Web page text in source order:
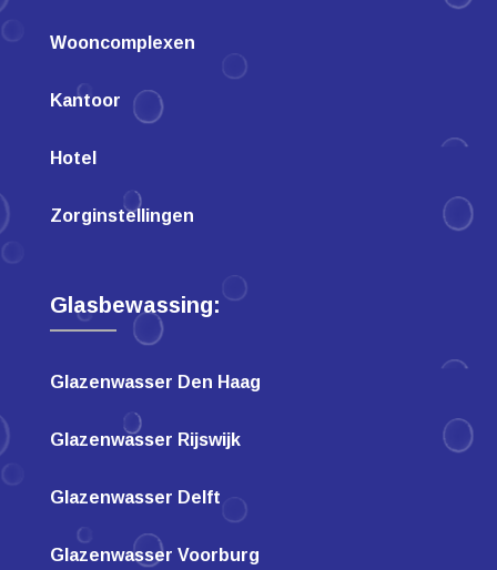
Wooncomplexen
Kantoor
Hotel
Zorginstellingen
Glasbewassing:
Glazenwasser Den Haag
Glazenwasser Rijswijk
Glazenwasser Delft
Glazenwasser Voorburg